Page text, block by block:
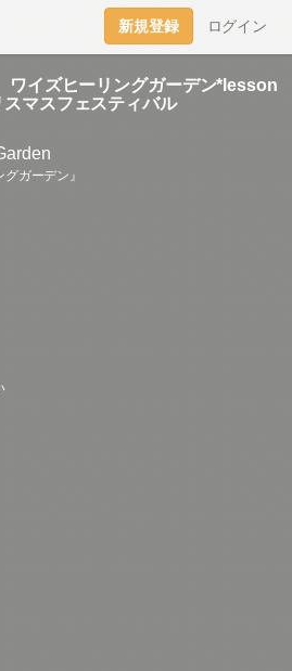
新規登録 ログイン
イズヒーリングガーデン*lesson
スマスフェスティバル
グガーデン』